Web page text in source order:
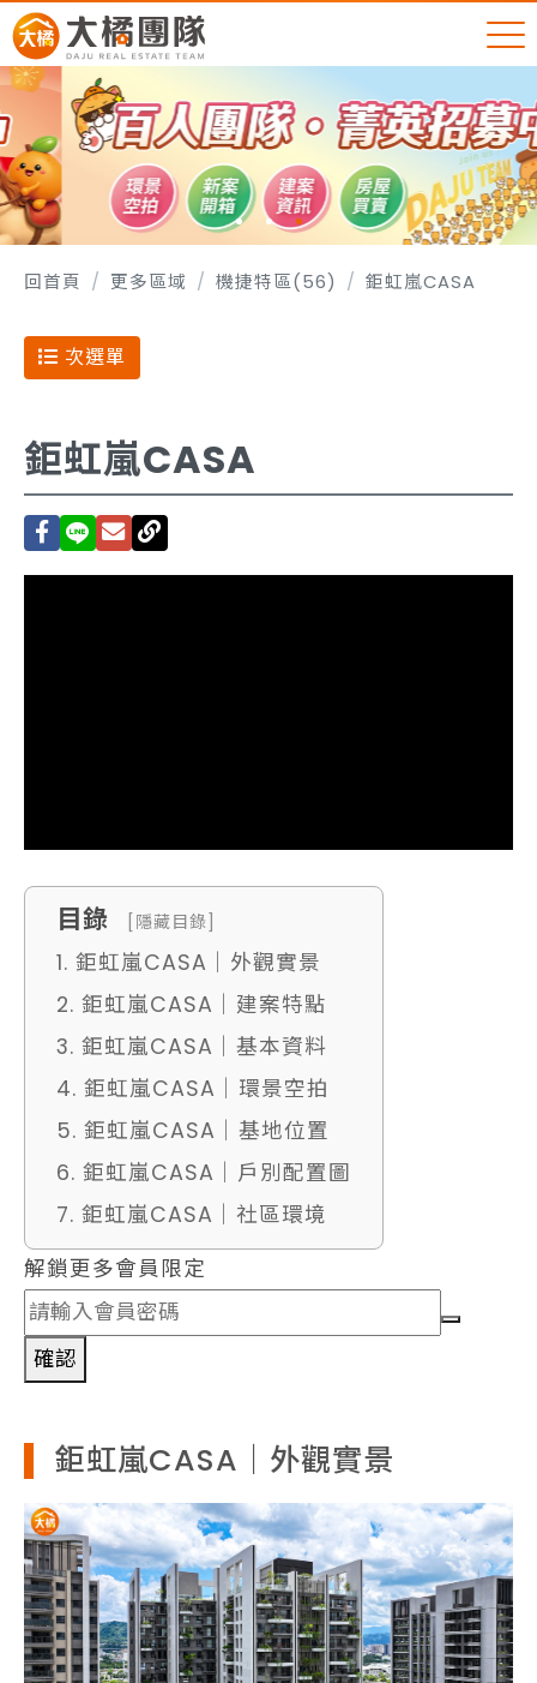
回首頁 更多區域 機捷特區(56) 鉅虹嵐CASA
次選單
鉅虹嵐CASA
目錄 [隱藏目錄]
1. 鉅虹嵐CASA｜外觀實景
2. 鉅虹嵐CASA｜建案特點
3. 鉅虹嵐CASA｜基本資料
4. 鉅虹嵐CASA｜環景空拍
5. 鉅虹嵐CASA｜基地位置
6. 鉅虹嵐CASA｜戶別配置圖
7. 鉅虹嵐CASA｜社區環境
解鎖更多會員限定
確認
鉅虹嵐CASA｜外觀實景